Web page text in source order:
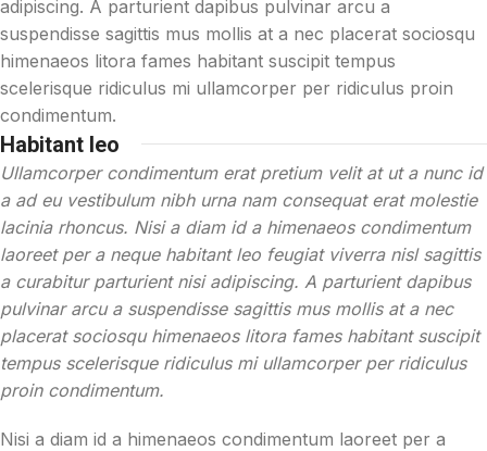
adipiscing. A parturient dapibus pulvinar arcu a
suspendisse sagittis mus mollis at a nec placerat sociosqu
himenaeos litora fames habitant suscipit tempus
scelerisque ridiculus mi ullamcorper per ridiculus proin
condimentum.
Habitant leo
Ullamcorper condimentum erat pretium velit at ut a nunc id
a ad eu vestibulum nibh urna nam consequat erat molestie
lacinia rhoncus. Nisi a diam id a himenaeos condimentum
laoreet per a neque habitant leo feugiat viverra nisl sagittis
a curabitur parturient nisi adipiscing. A parturient dapibus
pulvinar arcu a suspendisse sagittis mus mollis at a nec
placerat sociosqu himenaeos litora fames habitant suscipit
tempus scelerisque ridiculus mi ullamcorper per ridiculus
proin condimentum.
Nisi a diam id a himenaeos condimentum laoreet per a